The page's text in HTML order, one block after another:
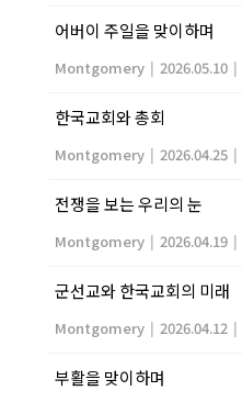
어버이 주일을 맞이하며
Montgomery | 2026.05.10 |
한국교회와 총회
Montgomery | 2026.04.25 |
전쟁을 보는 우리의 눈
Montgomery | 2026.04.19 |
군선교와 한국교회의 미래
Montgomery | 2026.04.12 |
부활을 맞이하며